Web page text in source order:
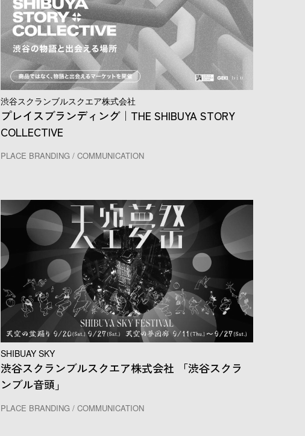
渋谷スクランブルスクエア株式会社
プレイスブランディング｜THE SHIBUYA STORY
COLLECTIVE
PLACE BRANDING / COMMUNICATION
SHIBUAY SKY
渋谷スクランブルスクエア株式会社 「渋谷スクラ
ンブル音頭」
PLACE BRANDING / COMMUNICATION